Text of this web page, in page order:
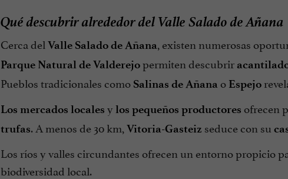
Qué descubrir alrededor del Valle Salado de Añana
Cerca del Valle Salado de Añana, existen numerosas
Parque Natural de Valderejopermiten descubrir
Pueblos tradicionales como Salinas de Añana o Espejo
Los mercados locales y los pequeños productores ofrecen
trufas. A menos de 30 km, Vitoria-Gasteiz seduce con su
Los ríos y valles circundantes ofrecen un entorno propicio
biodiversidad local.